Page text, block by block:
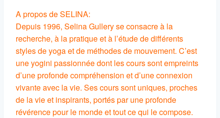
A propos de SELINA:
Depuis 1996, Selina Gullery se consacre à la
recherche, à la pratique et à l’étude de différents
styles de yoga et de méthodes de mouvement. C’est
une yogini passionnée dont les cours sont empreints
d’une profonde compréhension et d’une connexion
vivante avec la vie. Ses cours sont uniques, proches
de la vie et inspirants, portés par une profonde
révérence pour le monde et tout ce qui le compose.